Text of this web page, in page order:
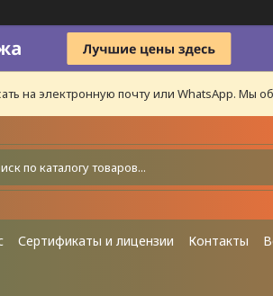
на электронную почту или WhatsApp. Мы
Сертификаты и лицензии Контакты